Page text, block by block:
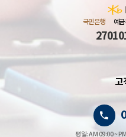
국민은행 예
고
평일: AM 09:00 ~